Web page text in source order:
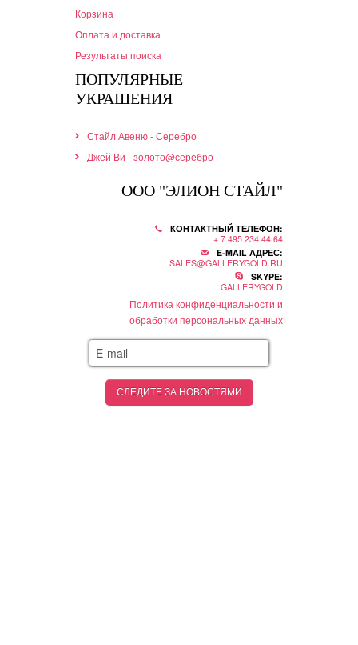
Корзина
Оплата и доставка
Результаты поиска
ПОПУЛЯРНЫЕ
УКРАШЕНИЯ
Стайл Авеню - Серебро
Джей Ви - золото@серебро
ООО "ЭЛИОН СТАЙЛ"
КОНТАКТНЫЙ ТЕЛЕФОН:
+ 7 495 234 44 64
E-MAIL АДРЕС:
SALES@GALLERYGOLD.RU
SKYPE:
GALLERYGOLD
Политика конфиденциальности и
обработки персональных данных